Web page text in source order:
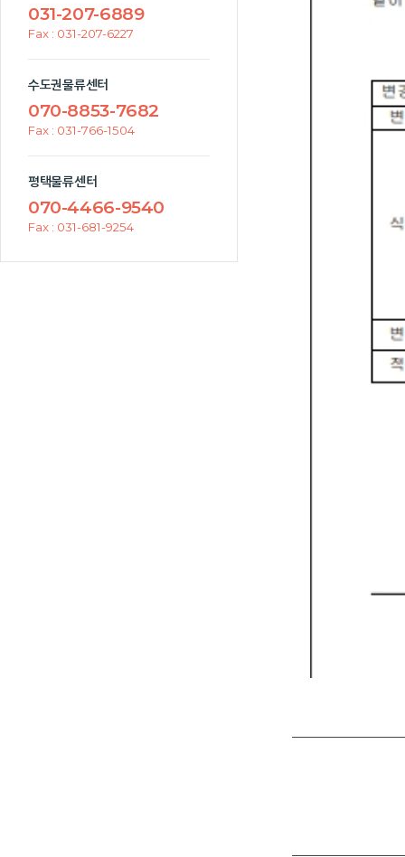
031-207-6889
Fax : 031-207-6227
수도권물류센터
070-8853-7682
Fax : 031-766-1504
평택물류센터
070-4466-9540
Fax : 031-681-9254